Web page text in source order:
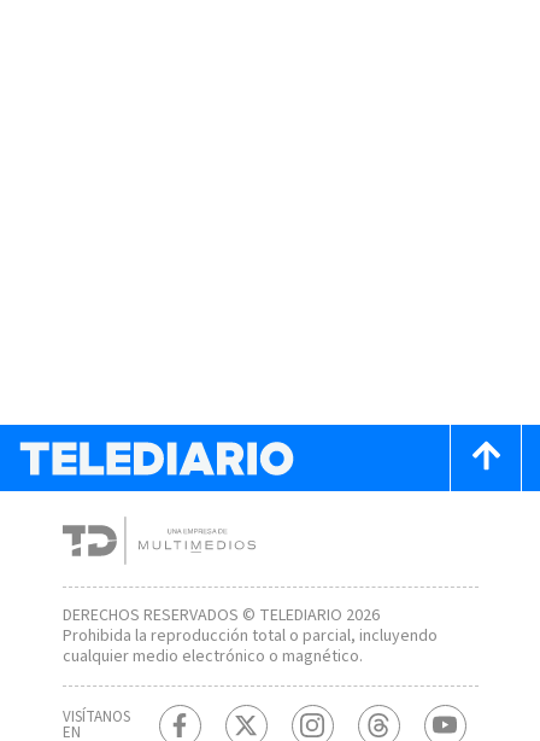
DERECHOS RESERVADOS © TELEDIARIO 2026
Prohibida la reproducción total o parcial, incluyendo
cualquier medio electrónico o magnético.
VISÍTANOS
EN